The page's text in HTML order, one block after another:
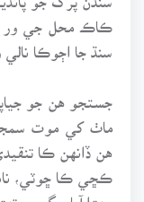
ڪاڪ محل جي ور
سنڌ جا اڄوڪا
جستجو هن جو
ماٺ کي موت
هن ڏانهن ڪا
ڪڇي ڪا ڇوٽي،
جهڙا آيا جڳ ۾،